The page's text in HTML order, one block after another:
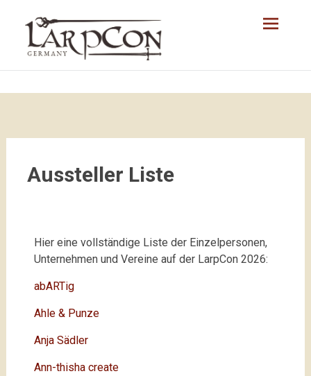
Aussteller Liste
Hier eine vollständige Liste der Einzelpersonen,
Unternehmen und Vereine auf der LarpCon 2026:
abARTig
Ahle & Punze
Anja Sädler
Ann-thisha create